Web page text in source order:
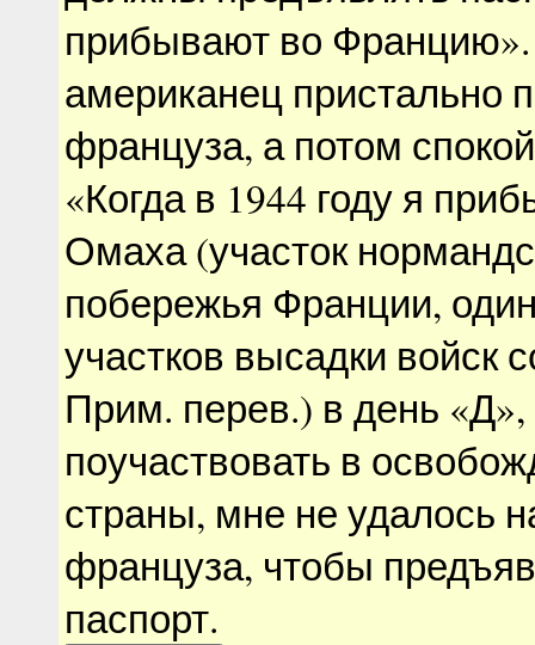
прибывают во
американец пристально
француза, а потом
«Когда в 1944 году я
Омаха (участок
побережья Франции,
участков высадки войск
Прим. перев.) в день
поучаствовать в
страны, мне не удалось
француза, чтобы
паспорт.